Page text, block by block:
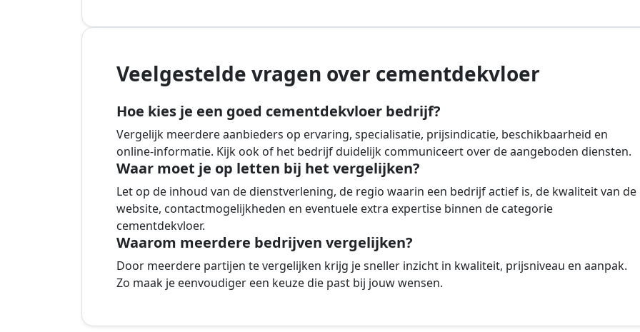
Veelgestelde vragen over cementdekvloer
Hoe kies je een goed cementdekvloer bedrijf?
Vergelijk meerdere aanbieders op ervaring, specialisatie, prijsindicatie, beschikbaarheid en
online-informatie. Kijk ook of het bedrijf duidelijk communiceert over de aangeboden diensten.
Waar moet je op letten bij het vergelijken?
Let op de inhoud van de dienstverlening, de regio waarin een bedrijf actief is, de kwaliteit van de
website, contactmogelijkheden en eventuele extra expertise binnen de categorie
cementdekvloer.
Waarom meerdere bedrijven vergelijken?
Door meerdere partijen te vergelijken krijg je sneller inzicht in kwaliteit, prijsniveau en aanpak.
Zo maak je eenvoudiger een keuze die past bij jouw wensen.